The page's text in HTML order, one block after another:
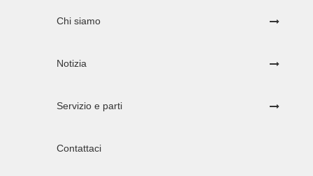
Chi siamo
Notizia
Servizio e parti
Contattaci